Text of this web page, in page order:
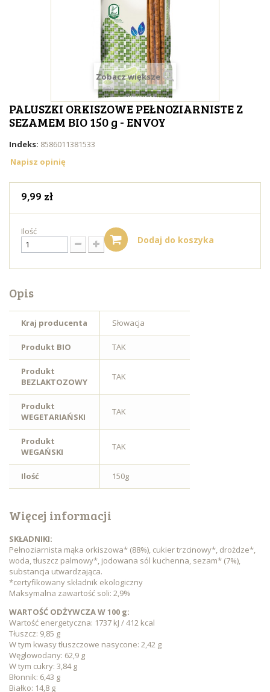
Zobacz większe
PALUSZKI ORKISZOWE PEŁNOZIARNISTE Z
SEZAMEM BIO 150 g - ENVOY
Indeks: 8586011381533
Napisz opinię
9,99 zł
Ilość
Dodaj do koszyka
Opis
Kraj producenta Słowacja
Produkt BIO TAK
Produkt
BEZLAKTOZOWY
TAK
Produkt
WEGETARIAŃSKI
TAK
Produkt
WEGAŃSKI
TAK
Ilość 150g
Więcej informacji
SKŁADNIKI:
Pełnoziarnista mąka orkiszowa* (88%), cukier trzcinowy*, drożdze*,
woda, tłuszcz palmowy*, jodowana sól kuchenna, sezam* (7%),
substancja utwardzająca.
*certyfikowany składnik ekologiczny
Maksymalna zawartość soli: 2,9%
WARTOŚĆ ODŻYWCZA W 100 g:
Wartość energetyczna: 1737 kJ / 412 kcal
Tłuszcz: 9,85 g
W tym kwasy tłuszczowe nasycone: 2,42 g
Węglowodany: 62,9 g
W tym cukry: 3,84 g
Błonnik: 6,43 g
Białko: 14,8 g